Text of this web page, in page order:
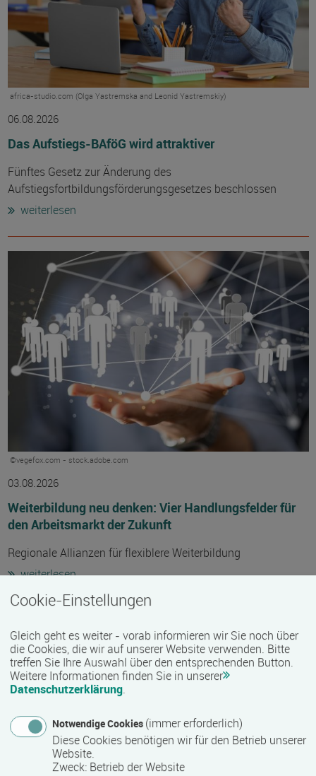
africa-studio.com (Olga Yastremska and Leonid Yastremskiy)
06.08.2026
Das Aufstiegs-BAföG wird attraktiver
Fünftes Gesetz zur Änderung des
Aufstiegsfortbildungsförderungsgesetzes beschlossen
weiterlesen
©vegefox.com - stock.adobe.com
03.08.2026
Weiterbildung neu denken: Vier Handlungsfelder für
den Arbeitsmarkt der Zukunft
Regionale Allianzen für flexiblere Weiterbildung
weiterlesen
Cookie-Einstellungen
Gleich geht es weiter - vorab informieren wir Sie noch über
die Cookies, die wir auf unserer Website verwenden. Bitte
treffen Sie Ihre Auswahl über den entsprechenden Button.
Weitere Informationen finden Sie in unserer
Datenschutzerklärung.
Notwendige Cookies (immer erforderlich)
Diese Cookies benötigen wir für den Betrieb unserer
Website.
Zweck: Betrieb der Website